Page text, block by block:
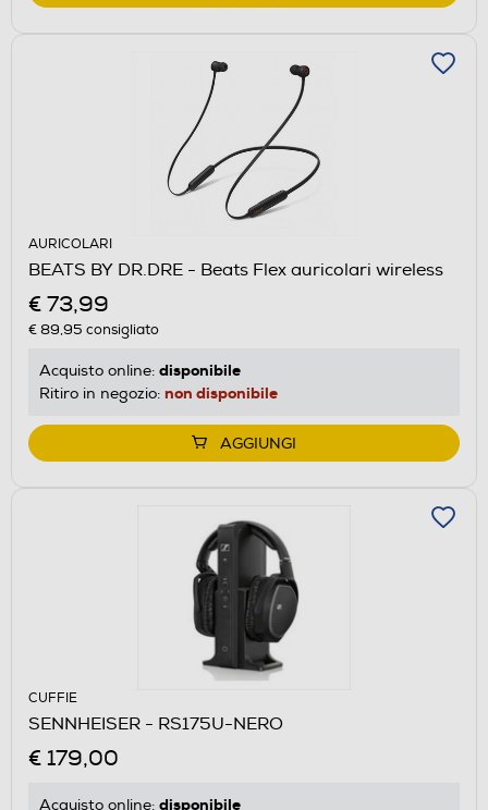
AURICOLARI
BEATS BY DR.DRE - Beats Flex auricolari wireless
€ 73,99
€ 89,95 consigliato
Acquisto online: disponibile
Ritiro in negozio: non disponibile
AGGIUNGI
CUFFIE
SENNHEISER - RS175U-NERO
€ 179,00
Acquisto online: disponibile